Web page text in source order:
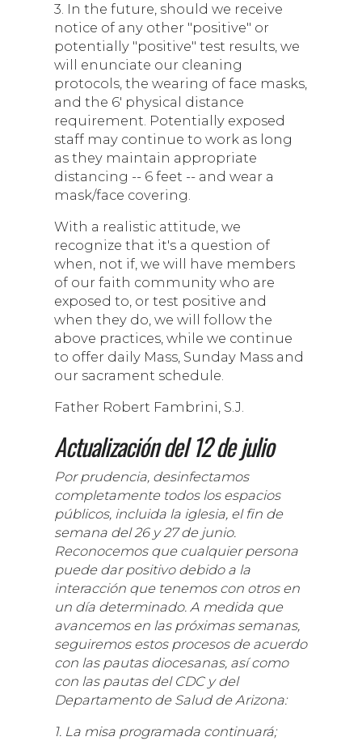
3. In the future, should we receive
notice of any other "positive" or
potentially "positive" test results, we
will enunciate our cleaning
protocols, the wearing of face masks,
and the 6' physical distance
requirement. Potentially exposed
staff may continue to work as long
as they maintain appropriate
distancing -- 6 feet -- and wear a
mask/face covering.
With a realistic attitude, we
recognize that it's a question of
when, not if, we will have members
of our faith community who are
exposed to, or test positive and
when they do, we will follow the
above practices, while we continue
to offer daily Mass, Sunday Mass and
our sacrament schedule.
Father Robert Fambrini, S.J.
Actualización del 12 de julio
Por prudencia, desinfectamos
completamente todos los espacios
públicos, incluida la iglesia, el fin de
semana del 26 y 27 de junio.
Reconocemos que cualquier persona
puede dar positivo debido a la
interacción que tenemos con otros en
un día determinado. A medida que
avancemos en las próximas semanas,
seguiremos estos procesos de acuerdo
con las pautas diocesanas, así como
con las pautas del CDC y del
Departamento de Salud de Arizona:
1. La misa programada continuará;